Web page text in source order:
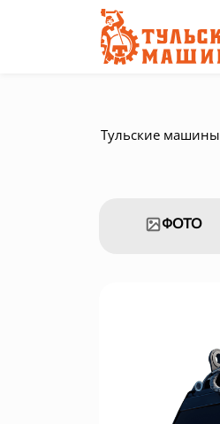
Тульские машины
ФОТО